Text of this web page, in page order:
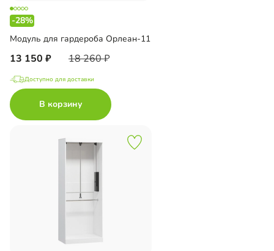
-28%
Модуль для гардероба Орлеан-11
13 150 18 260
Доступно для доставки
В корзину